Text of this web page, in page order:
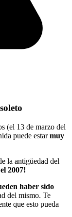
(el 13 de marzo del
puede estarmuy
la antigüedad del
2007!
haber sido
del mismo. Te
que esto pueda